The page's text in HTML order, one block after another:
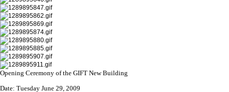
Opening Ceremony of the GIFT New Building
Date: Tuesday June 29, 2009